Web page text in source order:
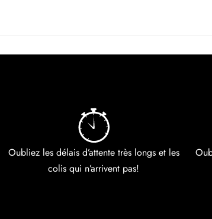
Oubliez les délais d’attente très longs et les
colis qui n’arrivent pas!